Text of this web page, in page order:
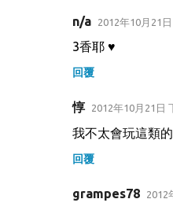
n/a 2012年10月21
3香耶 ♥
回覆
惇 2012年10月21日
我不太會玩這類
回覆
grampes78 2012